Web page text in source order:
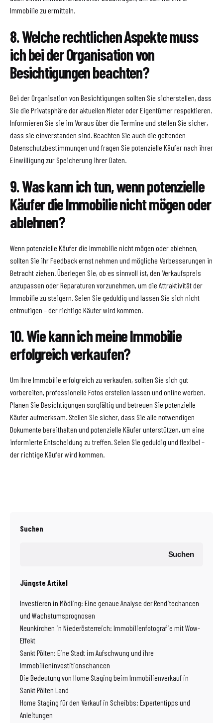
Immobilie zu ermitteln.
8. Welche rechtlichen Aspekte muss
ich bei der Organisation von
Besichtigungen beachten?
Bei der Organisation von Besichtigungen sollten Sie sicherstellen, dass
Sie die Privatsphäre der aktuellen Mieter oder Eigentümer respektieren.
Informieren Sie sie im Voraus über die Termine und stellen Sie sicher,
dass sie einverstanden sind. Beachten Sie auch die geltenden
Datenschutzbestimmungen und fragen Sie potenzielle Käufer nach ihrer
Einwilligung zur Speicherung ihrer Daten.
9. Was kann ich tun, wenn potenzielle
Käufer die Immobilie nicht mögen oder
ablehnen?
Wenn potenzielle Käufer die Immobilie nicht mögen oder ablehnen,
sollten Sie ihr Feedback ernst nehmen und mögliche Verbesserungen in
Betracht ziehen. Überlegen Sie, ob es sinnvoll ist, den Verkaufspreis
anzupassen oder Reparaturen vorzunehmen, um die Attraktivität der
Immobilie zu steigern. Seien Sie geduldig und lassen Sie sich nicht
entmutigen – der richtige Käufer wird kommen.
10. Wie kann ich meine Immobilie
erfolgreich verkaufen?
Um Ihre Immobilie erfolgreich zu verkaufen, sollten Sie sich gut
vorbereiten, professionelle Fotos erstellen lassen und online werben.
Planen Sie Besichtigungen sorgfältig und betreuen Sie potenzielle
Käufer aufmerksam. Stellen Sie sicher, dass Sie alle notwendigen
Dokumente bereithalten und potenzielle Käufer unterstützen, um eine
informierte Entscheidung zu treffen. Seien Sie geduldig und flexibel –
der richtige Käufer wird kommen.
Suchen
Suchen
Jüngste Artikel
Investieren in Mödling: Eine genaue Analyse der Renditechancen
und Wachstumsprognosen
Neunkirchen in Niederösterreich: Immobilienfotografie mit Wow-
Effekt
Sankt Pölten: Eine Stadt im Aufschwung und ihre
Immobilieninvestitionschancen
Die Bedeutung von Home Staging beim Immobilienverkauf in
Sankt Pölten Land
Home Staging für den Verkauf in Scheibbs: Expertentipps und
Anleitungen